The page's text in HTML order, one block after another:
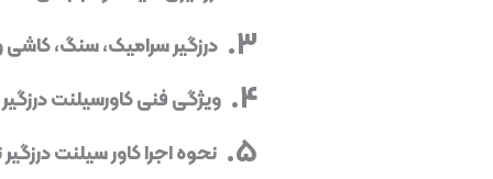
درزگیر سرامیک، سنگ، کاشی
ویژگی فنی کاورسیلنت درزگیر
نحوه اجرا کاور سیلنت درزگیر